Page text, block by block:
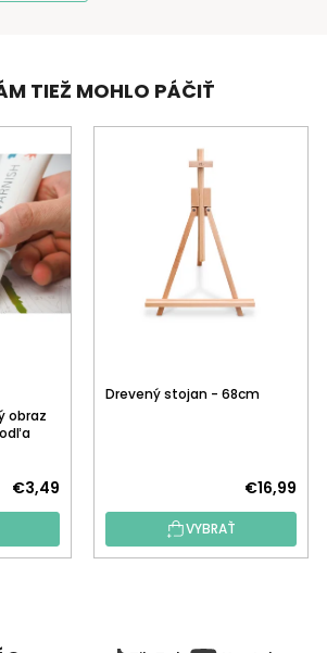
TIEŽ MOHLO PÁČIŤ
obraz
€3,49
Drevený stojan - 68cm
€16,99
VYBRAŤ